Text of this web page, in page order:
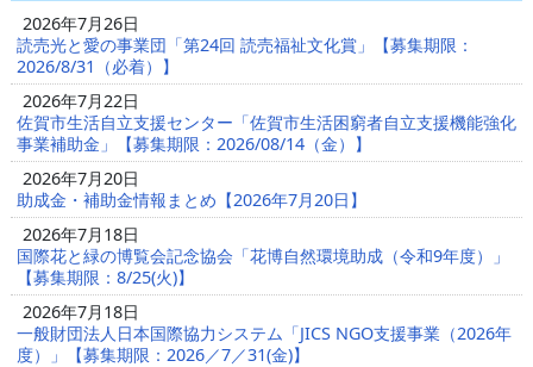
2026年7月26日
読売光と愛の事業団「第24回 読売福祉文化賞」【募集期限：
2026/8/31（必着）】
2026年7月22日
佐賀市生活自立支援センター「佐賀市生活困窮者自立支援機能強化
事業補助金」【募集期限：2026/08/14（金）】
2026年7月20日
助成金・補助金情報まとめ【2026年7月20日】
2026年7月18日
国際花と緑の博覧会記念協会「花博自然環境助成（令和9年度）」
【募集期限：8/25(火)】
2026年7月18日
一般財団法人日本国際協力システム「JICS NGO支援事業（2026年
度）」【募集期限：2026／7／31(金)】